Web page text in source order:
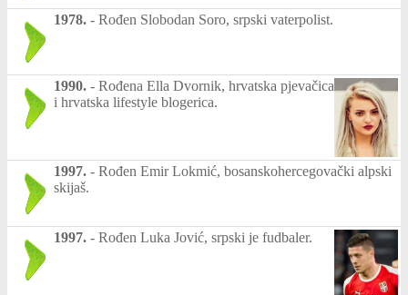
1978. - Rođen Slobodan Soro, srpski vaterpolist.
1990. - Rođena Ella Dvornik, hrvatska pjevačica
i hrvatska lifestyle blogerica.
1997. - Rođen Emir Lokmić, bosanskohercegovački alpski
skijaš.
1997. - Rođen Luka Jović, srpski je fudbaler.